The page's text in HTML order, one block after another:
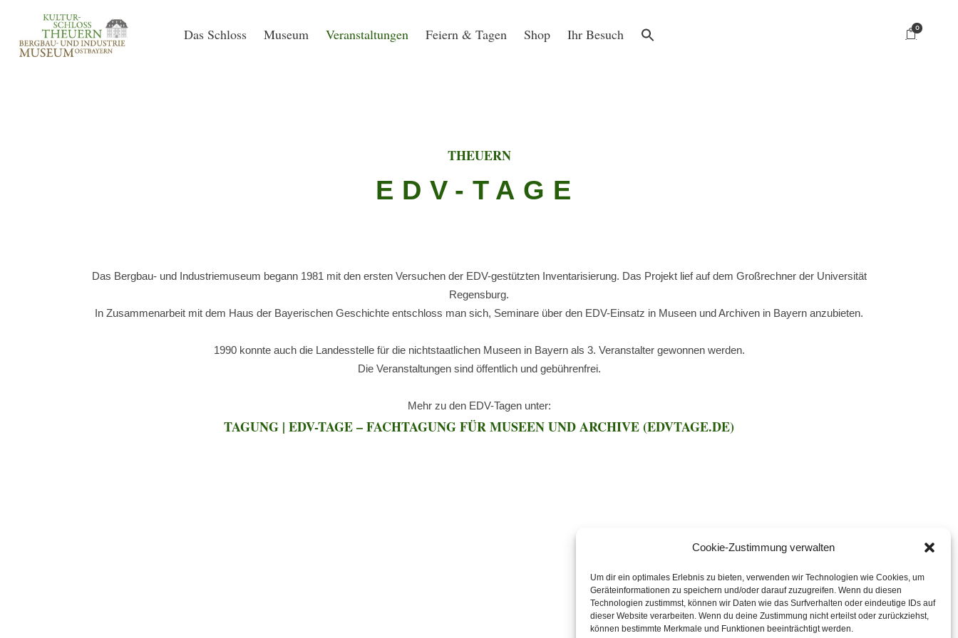
Cookie-Zustimmung verwalten
Um dir ein optimales Erlebnis zu bieten, verwenden wir Technologien wie Cookies, um
Geräteinformationen zu speichern und/oder darauf zuzugreifen. Wenn du diesen
Technologien zustimmst, können wir Daten wie das Surfverhalten oder eindeutige IDs auf
dieser Website verarbeiten. Wenn du deine Zustimmung nicht erteilst oder zurückziehst,
können bestimmte Merkmale und Funktionen beeinträchtigt werden.
0
Das Schloss Museum Veranstaltungen Feiern & Tagen Shop Ihr Besuch
THEUERN
EDV-TAGE
Das Bergbau- und Industriemuseum begann 1981 mit den ersten Versuchen der EDV-gestützten Inventarisierung. Das Projekt lief auf dem Großrechner der Universität
Regensburg.
In Zusammenarbeit mit dem Haus der Bayerischen Geschichte entschloss man sich, Seminare über den EDV-Einsatz in Museen und Archiven in Bayern anzubieten.
1990 konnte auch die Landesstelle für die nichtstaatlichen Museen in Bayern als 3. Veranstalter gewonnen werden.
Die Veranstaltungen sind öffentlich und gebührenfrei.
Mehr zu den EDV-Tagen unter:
TAGUNG | EDV-TAGE – FACHTAGUNG FÜR MUSEEN UND ARCHIVE (EDVTAGE.DE)